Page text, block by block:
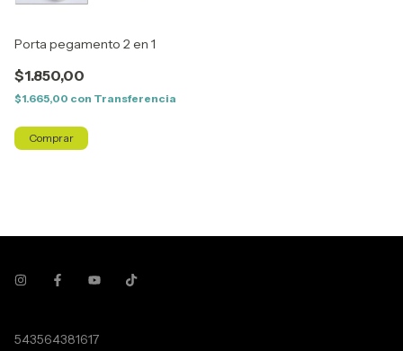
Porta pegamento 2 en 1
$1.850,00
$1.665,00 con Transferencia
543564381617